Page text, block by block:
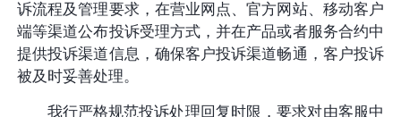
诉流程及管理要求，在营业网点、官方网站、移动客户
端等渠道公布投诉受理方式，并在产品或者服务合约中
提供投诉渠道信息，确保客户投诉渠道畅通，客户投诉
被及时妥善处理。
我行严格规范投诉处理回复时限，要求对由客服中